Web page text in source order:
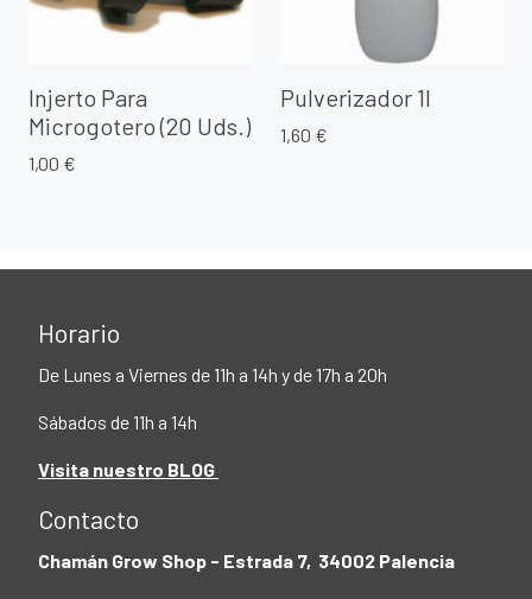
Injerto Para
Microgotero (20 Uds.)
1,00 €
Pulverizador 1l
1,60 €
Horario
De Lunes a Viernes de 11h a 14h y de 17h a 20h
Sábados de 11h a 14h
Visita nuestro BLOG
Contacto
Chamán Grow Shop - Estrada 7, 34002 Palencia